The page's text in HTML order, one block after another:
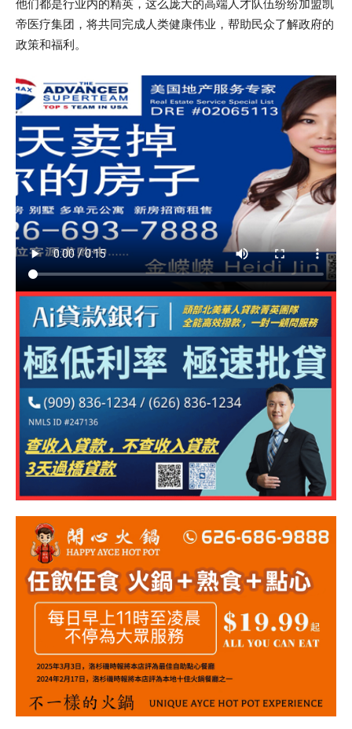
他们都是行业内的精英，这么庞大的高端人才队伍纷纷加盟凯
帝医疗集团，将共同完成人类健康伟业，帮助民众了解政府的
政策和福利。